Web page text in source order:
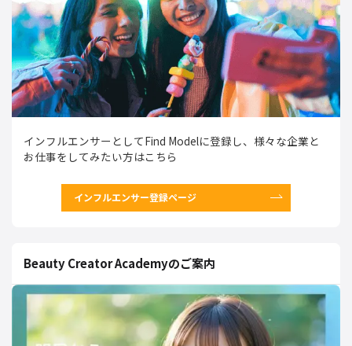
インフルエンサーとしてFind Modelに登録し、様々な企業と
お仕事をしてみたい方はこちら
インフルエンサー登録ページ
Beauty Creator Academyのご案内